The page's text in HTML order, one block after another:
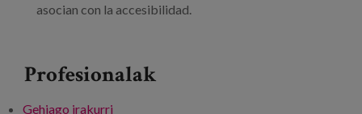
asocian con la accesibilidad.
Profesionalak
Gehiago irakurri